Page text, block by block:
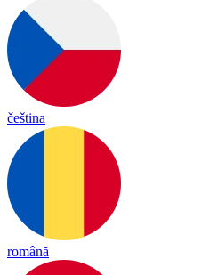
čeština
română